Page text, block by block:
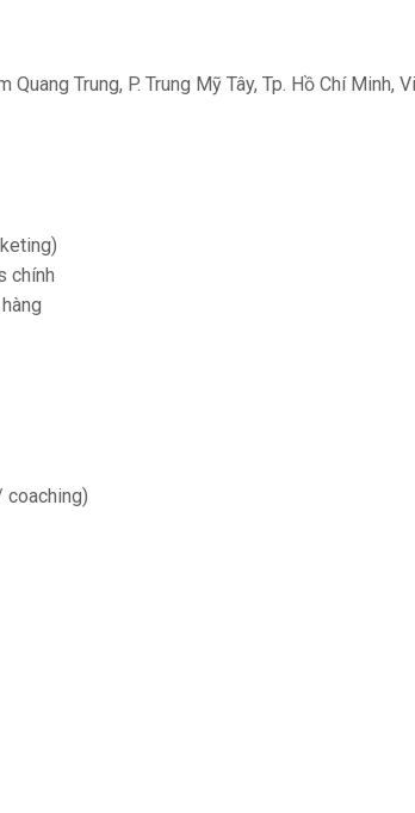
Trung, P. Trung Mỹ Tây, Tp. Hồ Chí Minh,
chính
coaching)